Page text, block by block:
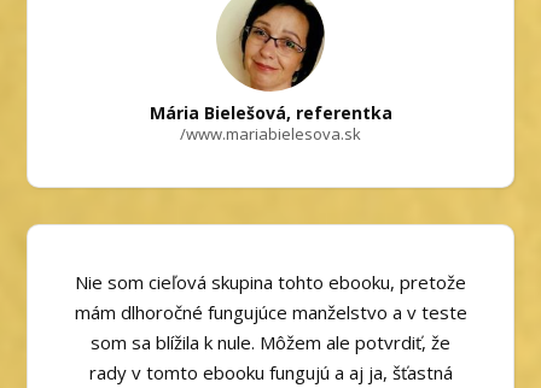
Mária Bielešová, referentka
/www.mariabielesova.sk
Nie som cieľová skupina tohto ebooku, pretože
mám dlhoročné fungujúce manželstvo a v teste
som sa blížila k nule. Môžem ale potvrdiť, že
rady v tomto ebooku fungujú a aj ja, šťastná